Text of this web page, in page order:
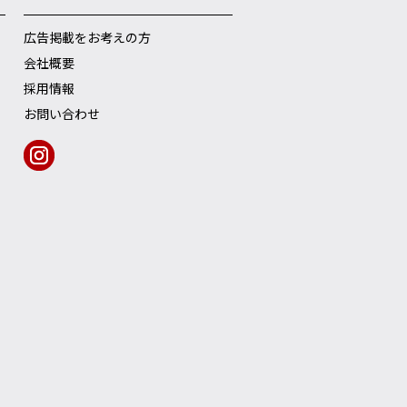
広告掲載をお考えの方
会社概要
採用情報
お問い合わせ